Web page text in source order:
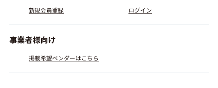
新規会員登録
ログイン
事業者様向け
掲載希望ベンダーはこちら